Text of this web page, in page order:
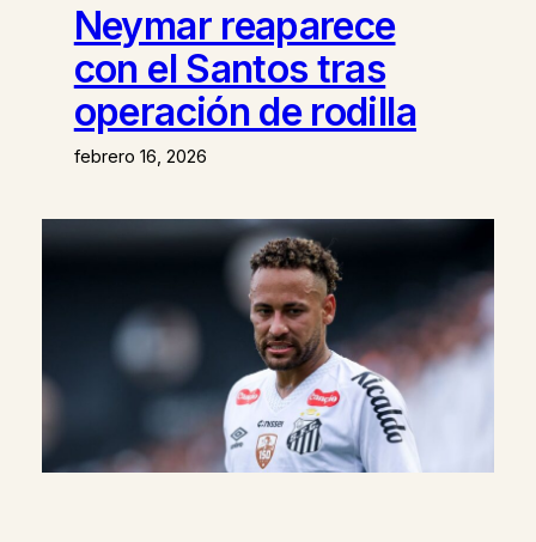
Neymar reaparece
con el Santos tras
operación de rodilla
febrero 16, 2026